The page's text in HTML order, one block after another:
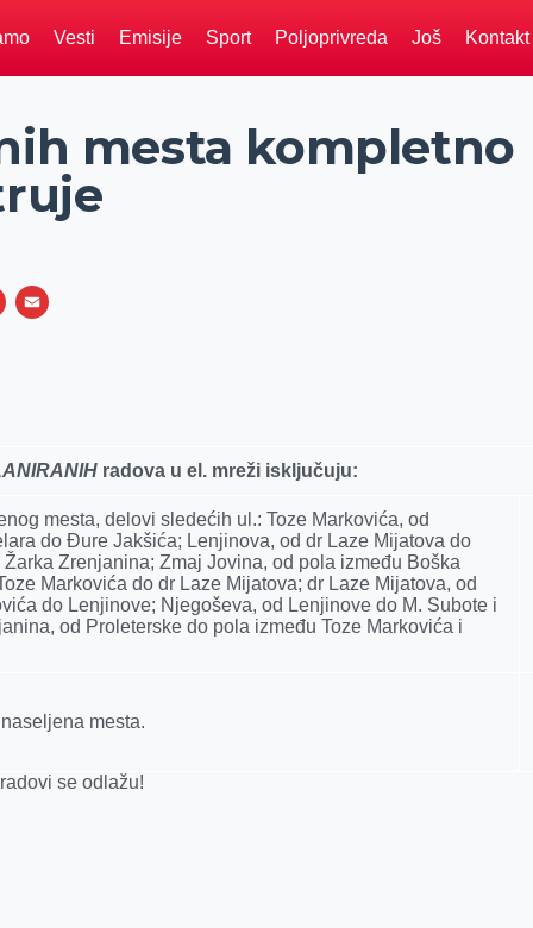
Vesti Emisije Sport Poljoprivreda Još Kontakt
mesta kompletno
X
radova u el. mreži isklјučuju:
mesta, delovi sledećih ul.: Toze Markovića, od
do Đure Jakšića; Lenjinova, od dr Laze Mijatova do
Žarka Zrenjanina; Zmaj Jovina, od pola između Boška
Markovića do dr Laze Mijatova; dr Laze Mijatova, od
do Lenjinove; Nјegoševa, od Lenjinove do M. Subote i
od Proleterske do pola između Toze Markovića i
mesta.
se odlažu!